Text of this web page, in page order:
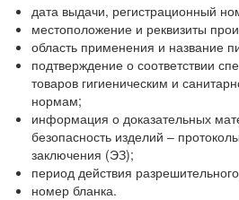
дата выдачи, регистрационный
местоположение и реквизиты
область применения и название
подтверждение о соответствии
товаров гигиеническим и
нормам;
информация о доказательных
безопасность изделий ‒
заключения (ЭЗ);
период действия
номер бланка.